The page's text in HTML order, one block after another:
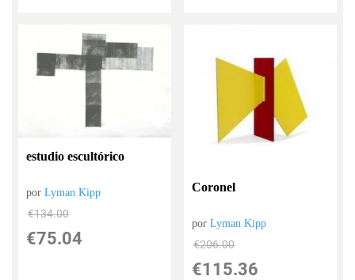
estudio escultórico
porLyman Kipp
€134.00
€75.04
Coronel
porLyman Kipp
€206.00
€115.36